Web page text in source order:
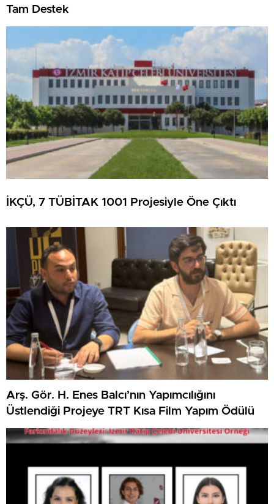
Tam Destek
İKÇÜ, 7 TÜBİTAK 1001 Projesiyle Öne Çıktı
Arş. Gör. H. Enes Balcı’nın Yapımcılığını
Üstlendiği Projeye TRT Kısa Film Yapım Ödülü